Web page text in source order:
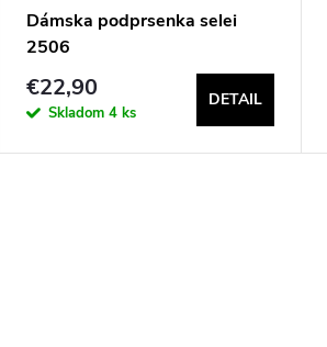
Dámska podprsenka selei
2506
€22,90
Skladom4 ks
DETAIL